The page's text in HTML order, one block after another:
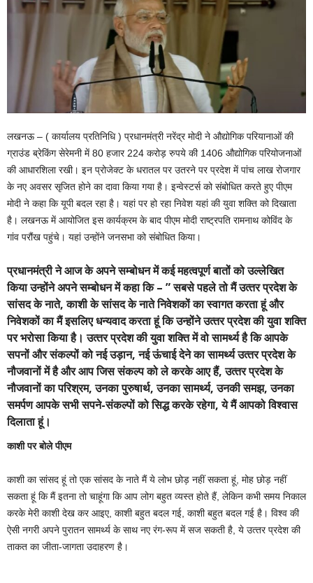
लखनऊ – ( कार्यालय प्रतिनिधि ) प्रधानमंत्री नरेंद्र मोदी ने औद्योगिक परियानाओं की
ग्राउंड ब्रेकिंग सेरेमनी में 80 हजार 224 करोड़ रुपये की 1406 औद्योगिक परियोजनाओं
की आधारशिला रखी। इन प्रोजेक्ट के धरातल पर उतरने पर प्रदेश में पांच लाख रोजगार
के नए अवसर सृजित होने का दावा किया गया है। इन्वेस्टर्स को संबोधित करते हुए पीएम
मोदी ने कहा कि यूपी बदल रहा है। यहां पर हो रहा निवेश यहां की युवा शक्ति को दिखाता
है। लखनऊ में आयोजित इस कार्यक्रम के बाद पीएम मोदी राष्ट्रपति रामनाथ कोविंद के
गांव परौंख पहुंचे। यहां उन्होंने जनसभा को संबोधित किया।
प्रधानमंत्री ने आज के अपने सम्बोधन में कई महत्वपूर्ण बातों को उल्लेखित
किया उन्होंने अपने सम्बोधन में कहा कि – ” सबसे पहले तो मैं उत्‍तर प्रदेश के
सांसद के नाते, काशी के सांसद के नाते निवेशकों का स्‍वागत करता हूं और
निवेशकों का मैं इसलिए धन्‍यवाद करता हूं कि उन्‍होंने उत्‍तर प्रदेश की युवा शक्ति
पर भरोसा किया है। उत्‍तर प्रदेश की युवा शक्ति में वो सामर्थ्‍य है कि आपके
सपनों और संकल्‍पों को नई उड़ान, नई ऊंचाई देने का सामर्थ्‍य उत्‍तर प्रदेश के
नौजवानों में है और आप जिस संकल्‍प को ले करके आए हैं, उत्‍तर प्रदेश के
नौजवानों का परिश्रम, उनका पुरुषार्थ, उनका सामर्थ्‍य, उनकी समझ, उनका
समर्पण आपके सभी सपने-संकल्‍पों को सिद्ध करके रहेगा, ये मैं आपको विश्‍वास
दिलाता हूं।
काशी पर बोले पीएम
काशी का सांसद हूं तो एक सांसद के नाते मैं ये लोभ छोड़ नहीं सकता हूं, मोह छोड़ नहीं
सकता हूं कि मैं इतना तो चाहूंगा कि आप लोग बहुत व्‍यस्‍त होते हैं, लेकिन कभी समय निकाल
करके मेरी काशी देख कर आइए, काशी बहुत बदल गई, काशी बहुत बदल गई है। विश्‍व की
ऐसी नगरी अपने पुरातन सामर्थ्‍य के साथ नए रंग-रूप में सज सकती है, ये उत्‍तर प्रदेश की
ताकत का जीता-जागता उदाहरण है।